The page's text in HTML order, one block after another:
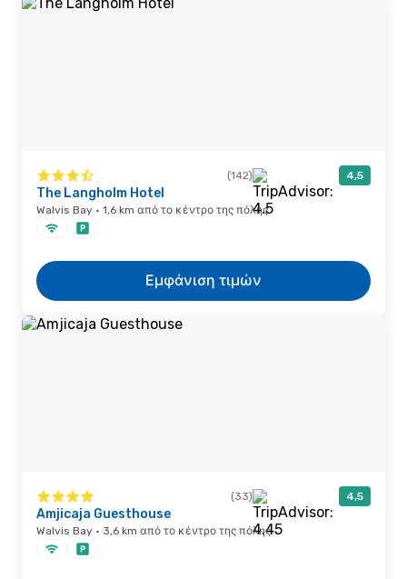
(142) 4,5
The Langholm Hotel
Walvis Bay · 1,6 km από το κέντρο της πόλης
Εμφάνιση τιμών
(33) 4,5
Amjicaja Guesthouse
Walvis Bay · 3,6 km από το κέντρο της πόλης